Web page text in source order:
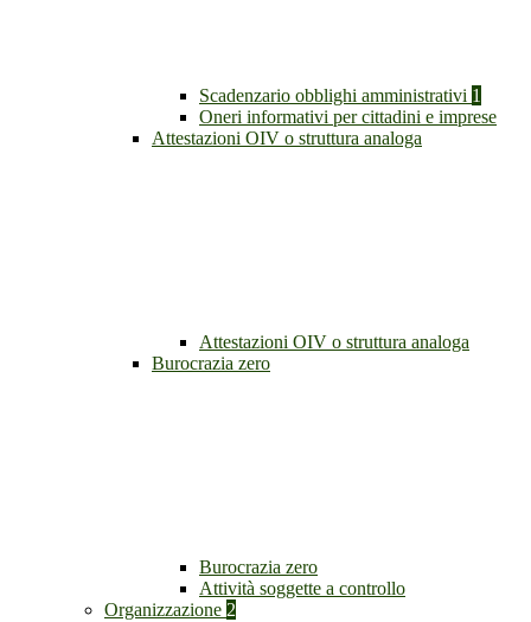
Scadenzario obblighi amministrativi 1
Oneri informativi per cittadini e imprese
Attestazioni OIV o struttura analoga
Attestazioni OIV o struttura analoga
Burocrazia zero
Burocrazia zero
Attività soggette a controllo
Organizzazione 2